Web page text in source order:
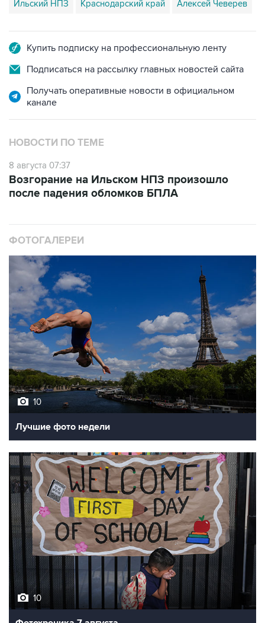
Ильский НПЗ Краснодарский край Алексей Чеверев
Купить подписку на профессиональную ленту
Подписаться на рассылку главных новостей сайта
Получать оперативные новости в официальном
канале
НОВОСТИ ПО ТЕМЕ
8 августа 07:37
Возгорание на Ильском НПЗ произошло
после падения обломков БПЛА
ФОТОГАЛЕРЕИ
10
Лучшие фото недели
10